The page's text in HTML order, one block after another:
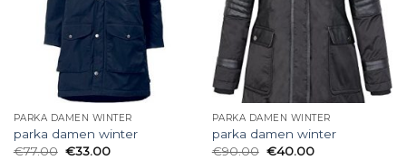
PARKA DAMEN WINTER
parka damen winter
€77.00 €33.00
PARKA DAMEN WINTER
parka damen winter
€90.00 €40.00